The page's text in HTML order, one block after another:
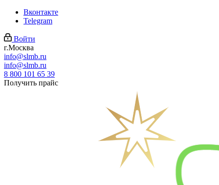
Вконтакте
Telegram
Войти
г.Москва
info@slmb.ru
info@slmb.ru
8 800 101 65 39
Получить прайс